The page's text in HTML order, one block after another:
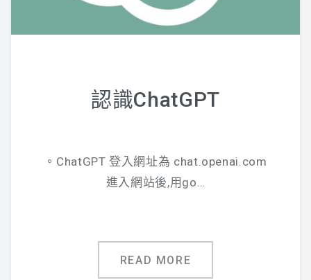
認識ChatGPT
。ChatGPT 登入網址為 chat.openai.com
進入網站後,用go…
READ MORE